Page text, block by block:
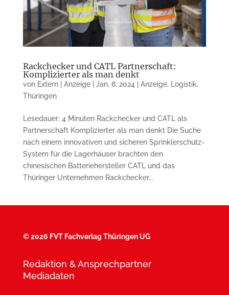
Rackchecker und CATL Partnerschaft:
Komplizierter als man denkt
von Extern | Anzeige| Jan. 8, 2024 Anzeige, Logistik,
Thüringen
Lesedauer: 4 Minuten Rackchecker und CATL als
Partnerschaft Komplizierter als man denkt Die Suche
nach einem innovativen und sicheren Sprinklerschutz-
System für die Lagerhäuser brachten den
chinesischen Batteriehersteller CATL und das
Thüringer Unternehmen Rackchecker...
©2026 FVT Fachverlag Thüringen UG
Redaktion & Ansprechpartner
Mediadaten